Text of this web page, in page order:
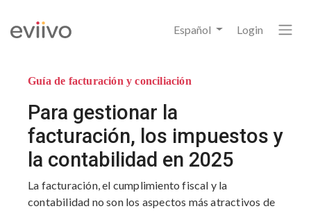
Español Login
Guía de facturación y conciliación
Para gestionar la
facturación, los impuestos y
la contabilidad en 2025
La facturación, el cumplimiento fiscal y la
contabilidad no son los aspectos más atractivos de